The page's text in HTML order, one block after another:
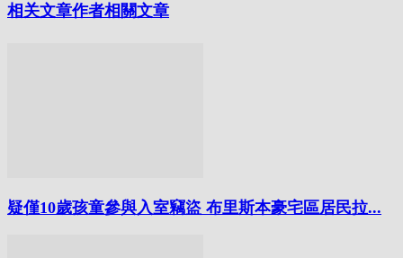
相关文章作者相關文章
疑僅10歲孩童參與入室竊盜 布里斯本豪宅區居民拉...